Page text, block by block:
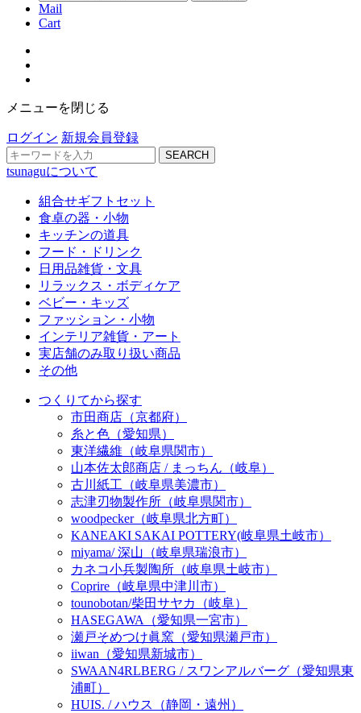
Mail
Cart
メニューを閉じる
ログイン 新規会員登録
SEARCH
tsunaguについて
組合せギフトセット
食卓の器・小物
キッチンの道具
フード・ドリンク
日用品雑貨・文具
リラックス・ボディケア
ベビー・キッズ
ファッション・小物
インテリア雑貨・アート
実店舗のみ取り扱い商品
その他
つくりてから探す
市田商店（京都府）
糸と色（愛知県）
東洋繊維（岐阜県関市）
山本佐太郎商店 / まっちん（岐阜）
古川紙工（岐阜県美濃市）
志津刃物製作所（岐阜県関市）
woodpecker（岐阜県北方町）
KANEAKI SAKAI POTTERY(岐阜県土岐市）
miyama/ 深山（岐阜県瑞浪市）
カネコ小兵製陶所（岐阜県土岐市）
Coprire（岐阜県中津川市）
tounobotan/柴田サヤカ（岐阜）
HASEGAWA（愛知県一宮市）
瀬戸そめつけ眞窯（愛知県瀬戸市）
iiwan（愛知県新城市）
SWAAN4RLBERG / スワンアルバーグ（愛知県東
浦町）
HUIS. / ハウス（静岡・遠州）